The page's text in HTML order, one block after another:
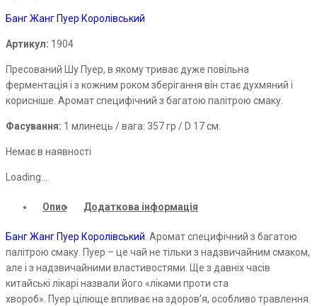
БангЖанг Пуер Королівський
Артикул: 1904
Пресований Шу Пуер, в якому триває дуже повільна
ферментація і з кожним роком зберігання він стає духмяний і
корисніше. Аромат специфічний з багатою палітрою смаку.
Фасування: 1 млинець / вага: 357гр / D 17 см.
Немає в наявності
Loading...
Опис Додаткова інформація
БангЖанг Пуер Королівський. Аромат специфічний з багатою
палітрою смаку. Пуер – це чай не тільки з надзвичайним смаком,
але і з надзвичайними властивостями. Ще з давніх часів
китайські лікарі назвали його «ліками проти ста
хвороб». Пуер цілюще впливає на здоров’я, особливо травлення.